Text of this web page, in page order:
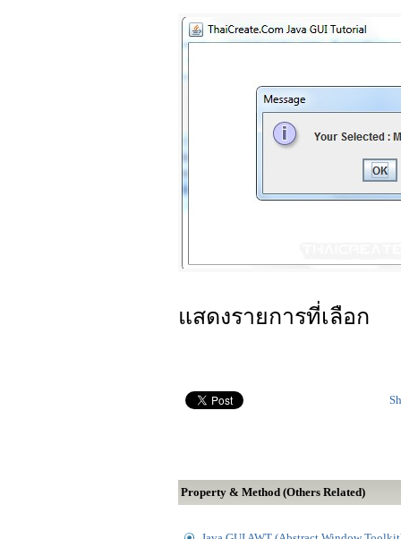
แสดงรายการที่เลือก
Property & Method (Others Related)